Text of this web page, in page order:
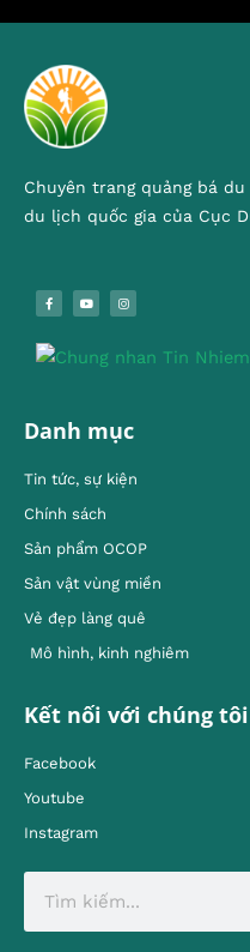
Chuyên trang quảng bá
du lịch quốc gia của Cục
Danh mục
Tin tức, sự kiện
Chính sách
Sản phẩm OCOP
Sản vật vùng miền
Vẻ đẹp làng quê
Mô hình, kinh nghiêm
Kết nối với chúng tôi
Facebook
Youtube
Instagram